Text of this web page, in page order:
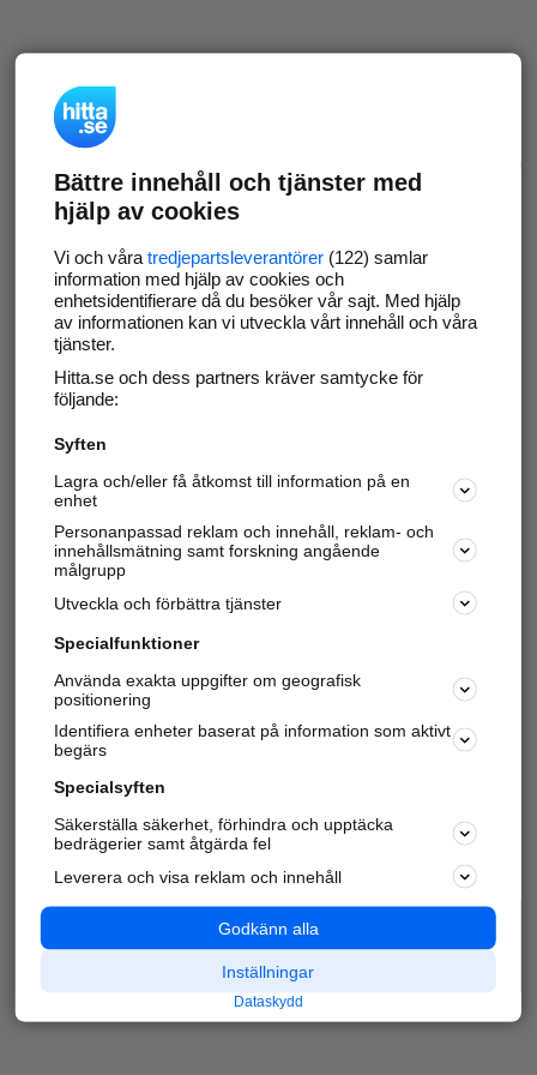
Bättre innehåll och tjänster med
hjälp av cookies
Vi och våra tredjepartsleverantörer(122) samlar
information med hjälp av cookies och
enhetsidentifierare då du besöker vår sajt. Med hjälp
av informationen kan vi utveckla vårt innehåll och våra
tjänster.
Hitta.se och dess partners kräver samtycke för
följande:
Syften
Lagra och/eller få åtkomst till information på en
enhet
Personanpassad reklam och innehåll, reklam- och
innehållsmätning samt forskning angående
målgrupp
Utveckla och förbättra tjänster
Specialfunktioner
Använda exakta uppgifter om geografisk
positionering
Identifiera enheter baserat på information som aktivt
begärs
Specialsyften
Säkerställa säkerhet, förhindra och upptäcka
bedrägerier samt åtgärda fel
Leverera och visa reklam och innehåll
Godkänn alla
Inställningar
Dataskydd